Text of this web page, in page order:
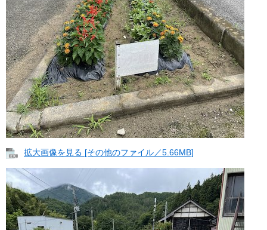
拡大画像を見る [その他のファイル／5.66MB]